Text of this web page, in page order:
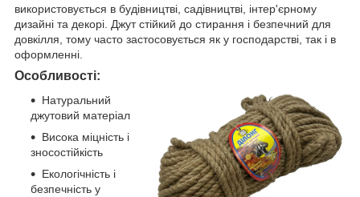
використовується в будівництві, садівництві, інтер'єрному
дизайні та декорі. Джут стійкий до стирання і безпечний для
довкілля, тому часто застосовується як у господарстві, так і в
оформленні.
Особливості:
Натуральний
джутовий матеріал
Висока міцність і
зносостійкість
Екологічність і
безпечність у